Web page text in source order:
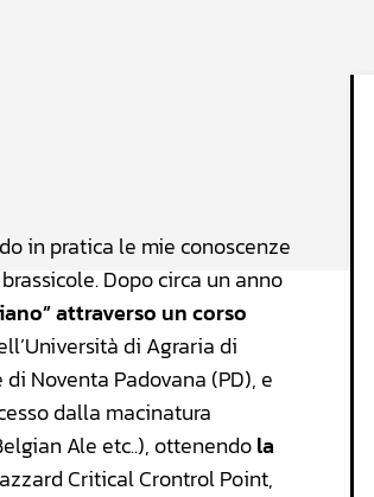
in pratica le mie conoscenze
Dopo circa un anno
attraverso un corso
di Agraria di
Noventa Padovana (PD), e
dalla macinatura
Ale etc..), ottenendola
Critical Crontrol Point,